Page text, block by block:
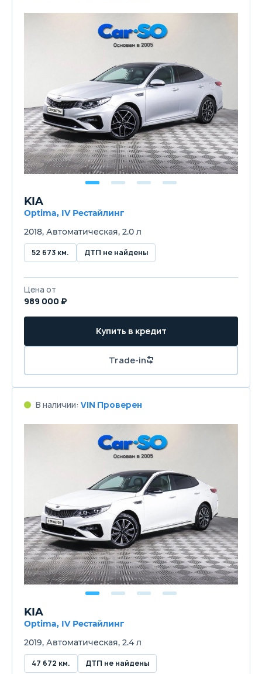
KIA
Optima, IV Рестайлинг
2018, Автоматическая, 2.0 л
52 673 км. ДТП не найдены
Цена от
989 000 ₽
Купить в кредит
Trade-in
В наличии: VIN Проверен
KIA
Optima, IV Рестайлинг
2019, Автоматическая, 2.4 л
47 672 км. ДТП не найдены